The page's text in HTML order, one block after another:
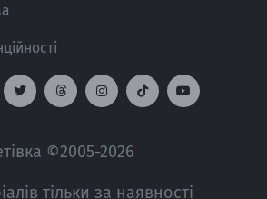
©2005-2026
тільки за наявності